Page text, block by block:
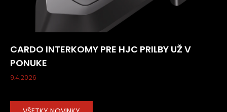
CARDO INTERKOMY PRE HJC PRILBY UŽ V
PONUKE
9.4.2026